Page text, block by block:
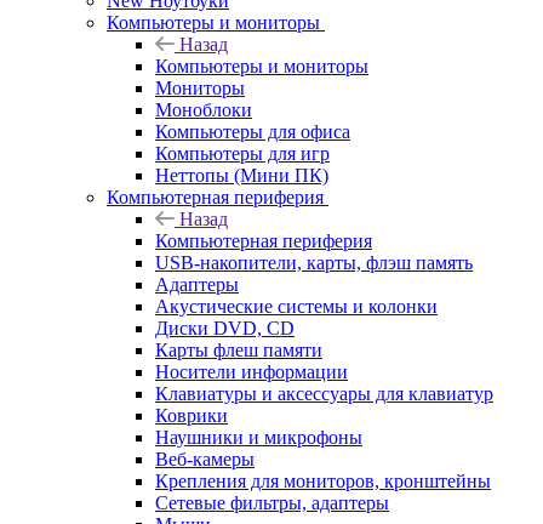
Компьютеры и мониторы
Назад
Компьютеры и мониторы
Мониторы
Моноблоки
Компьютеры для офиса
Компьютеры для игр
Неттопы (Мини ПК)
Компьютерная периферия
Назад
Компьютерная периферия
USB-накопители, карты, флэш память
Адаптеры
Акустические системы и колонки
Диски DVD, CD
Карты флеш памяти
Носители информации
Клавиатуры и аксессуары для клавиатур
Коврики
Наушники и микрофоны
Веб-камеры
Крепления для мониторов, кронштейны
Сетевые фильтры, адаптеры